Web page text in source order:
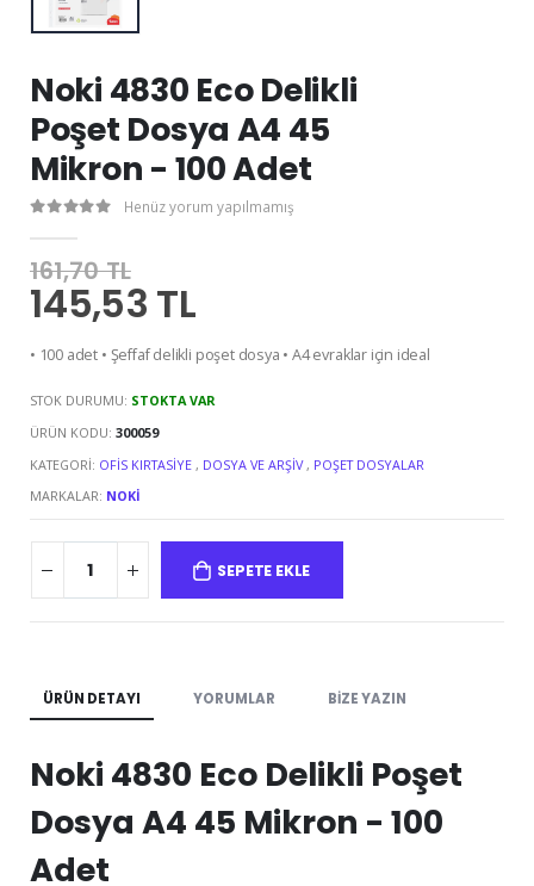
Noki 4830 Eco Delikli
Poşet Dosya A4 45
Mikron - 100 Adet
Henüz yorum yapılmamış
161,70 TL
145,53 TL
• 100 adet • Şeffaf delikli poşet dosya • A4 evraklar için ideal
STOK DURUMU: STOKTA VAR
ÜRÜN KODU:300059
KATEGORI: OFIS KIRTASIYE , DOSYA VE ARŞIV , POŞET DOSYALAR
MARKALAR: NOKI
SEPETE EKLE
ÜRÜN DETAYI YORUMLAR BIZE YAZIN
Noki 4830 Eco Delikli Poşet
Dosya A4 45 Mikron - 100
Adet